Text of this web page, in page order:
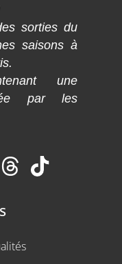
sorties du
saisons à
une
par les